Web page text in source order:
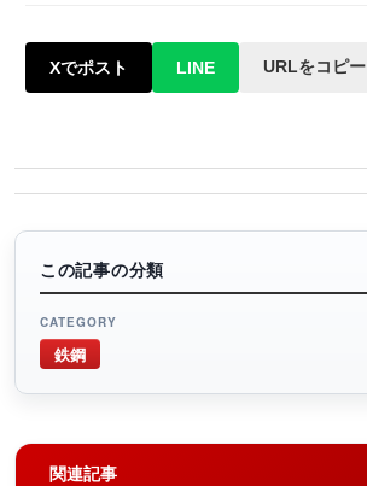
Xでポスト LINE URLをコピー
この記事の分類
CATEGORY
鉄鋼
関連記事